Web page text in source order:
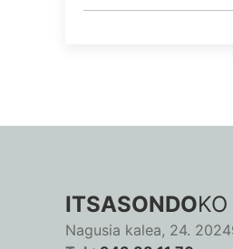
ITSASONDO
Nagusia kalea, 24.